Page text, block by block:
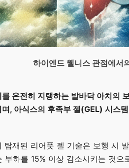
하이엔드 웰니스 관점에서
온전히 지탱하는 발바닥 아치의
, 아식스의 후족부 젤(GEL) 시스
탑재된 리어풋 젤 기술은 보행 시
부하를 15% 이상 감소시키는 것